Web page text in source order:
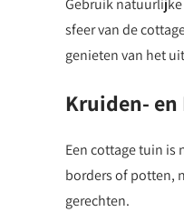
Gebruik
sfeer van de
genieten van het
Kruiden-
Een cottage tuin
borders of potten,
gerechten.